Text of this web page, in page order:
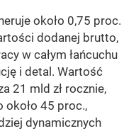
około 0,75 proc.
dodanej brutto,
w całym łańcuchu
i detal. Wartość
21 mld zł rocznie,
około 45 proc.,
dynamicznych